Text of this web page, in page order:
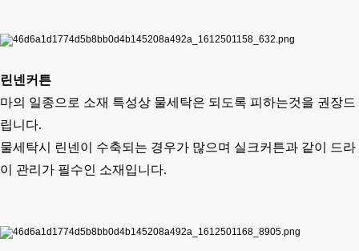
린넨커튼
마의 일종으로 소재 특성상 물세탁은 되도록 피하는것을 권장드
립니다.
물세탁시 린넨이 수축되는 경우가 많으며 실크커튼과 같이 드라
이 관리가 필수인 소재입니다.